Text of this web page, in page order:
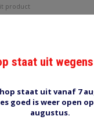
product
staat uit
staat uit vanaf 7
goed is weer open
augustus.